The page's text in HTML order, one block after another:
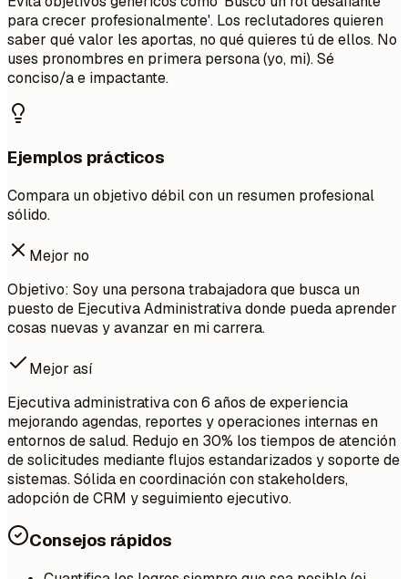
para crecer profesionalmente'. Los reclutadores quieren
saber qué valor les aportas, no qué quieres tú de ellos. No
uses pronombres en primera persona (yo, mi). Sé
conciso/a e impactante.
Ejemplos prácticos
Compara un objetivo débil con un resumen profesional
sólido.
Mejor no
Objetivo: Soy una persona trabajadora que busca un
puesto de Ejecutiva Administrativa donde pueda aprender
cosas nuevas y avanzar en mi carrera.
Mejor así
Ejecutiva administrativa con 6 años de experiencia
mejorando agendas, reportes y operaciones internas en
entornos de salud. Redujo en 30% los tiempos de atención
de solicitudes mediante flujos estandarizados y soporte de
sistemas. Sólida en coordinación con stakeholders,
adopción de CRM y seguimiento ejecutivo.
Consejos rápidos